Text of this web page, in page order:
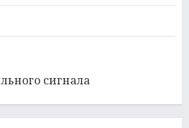
сигнала